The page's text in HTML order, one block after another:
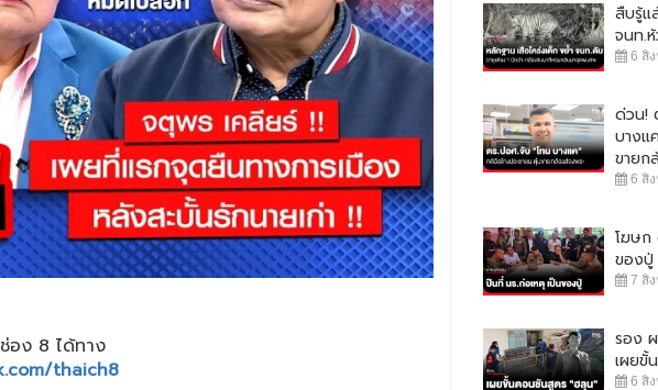
อง 8 ได้ทาง
thaich8
สืบรู้แ
จนท.
6 สิ
ด่วน!
บางแ
ขายก
6 สิ
โฆษก
ของปู่
7 สิ
รอง
เผยขั้
6 สิ